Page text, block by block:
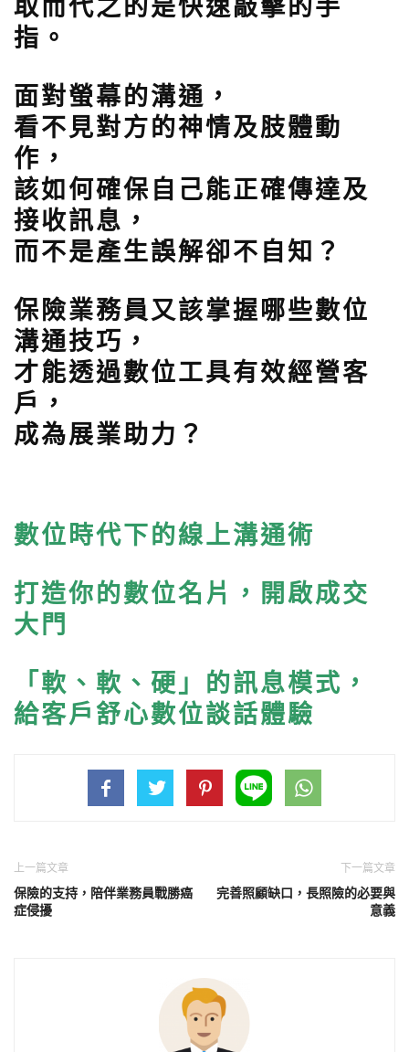
取而代之的是快速敲擊的手
指。
面對螢幕的溝通，
看不見對方的神情及肢體動
作，
該如何確保自己能正確傳達及
接收訊息，
而不是產生誤解卻不自知？
保險業務員又該掌握哪些數位
溝通技巧，
才能透過數位工具有效經營客
戶，
成為展業助力？
數位時代下的線上溝通術
打造你的數位名片，開啟成交
大門
「軟、軟、硬」的訊息模式，
給客戶舒心數位談話體驗
上一篇文章
保險的支持，陪伴業務員戰勝癌
症侵擾
下一篇文章
完善照顧缺口，長照險的必要與
意義